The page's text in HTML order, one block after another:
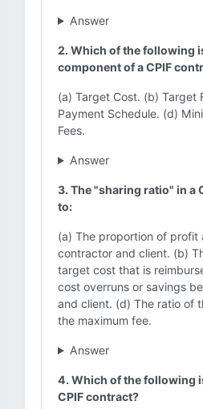
Answer
2. Which of the following
component of a CPIF
(a) Target Cost. (b) Target
Payment Schedule. (d)
Fees.
Answer
3. The "sharing ratio" in a
to:
(a) The proportion of profit
contractor and client. (b)
target cost that is
cost overruns or savings
and client. (d) The ratio of
the maximum fee.
Answer
4. Which of the following
CPIF contract?